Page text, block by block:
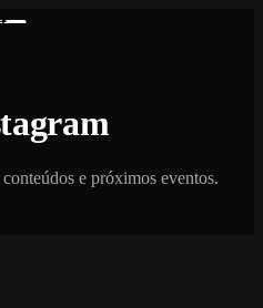
e próximos eventos.